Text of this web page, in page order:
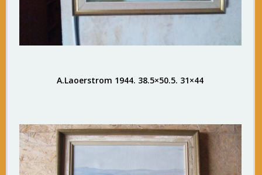
A.Laoerstrom 1944. 38.5×50.5. 31×44